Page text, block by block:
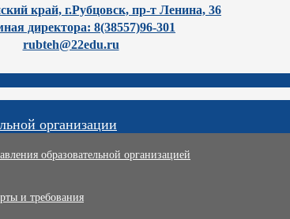
край, г.Рубцовск, пр-т Ленина, 36
директора: 8(38557)96-301
rubteh@22edu.ru
организации
образовательной организацией
и требования